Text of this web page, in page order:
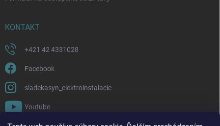
KONTAKT
+421 42 4331028
Facebook
sladekasyn_elektroinstalacie
Youtube